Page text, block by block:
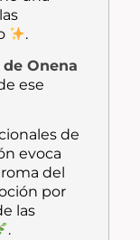
.
Onena
ese
de
evoca
del
por
las
.